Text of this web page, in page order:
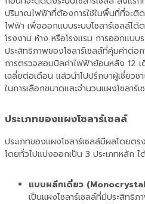
ปริมาณไฟฟ้าที่ต้องการใช้ในพื้นที่ที่จะติ
ไฟฟ้า เพื่อออกแบบระบบโซลาร์เซลล์ได้
โรงงาน ห้าง หรือโรงแรม การออกแบบร
ประสิทธิภาพของโซลาร์เซลล์ที่คุ้มค่าต่อ
การตรวจสอบบิลค่าไฟฟ้าย้อนหลัง 12
เฉลี่ยต่อเดือน แล้วนำไปปรึกษาผู้เชี่ยวช
ในการเลือกขนาดและจำนวนแผงโซลาร์เ
ประเภทของแผงโซลาร์เซลล์
ประเภทของแผงโซลาร์เซลล์มีผลโดยต
โดยทั่วไปแบ่งออกเป็น 3 ประเภทหลัก ไ
แบบผลึกเดี่ยว
เป็นแผงโซลาร์เซลล์ที่มีประสิทธิ